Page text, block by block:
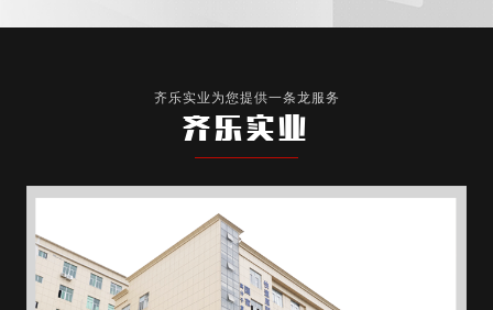
齐乐实业为您提供一条龙服务
齐乐实业